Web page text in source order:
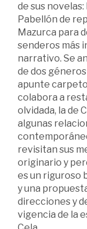
de sus
Pabellón de
Mazurca para
senderos más
narrativo. Se
de dos
apunte
colabora a
olvidada, la de
algunas
revisitan sus
originario y
es un riguroso
y una
direcciones y
vigencia de la